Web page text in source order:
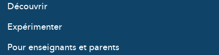
Découvrir
Expérimenter
Pour enseignants et parents